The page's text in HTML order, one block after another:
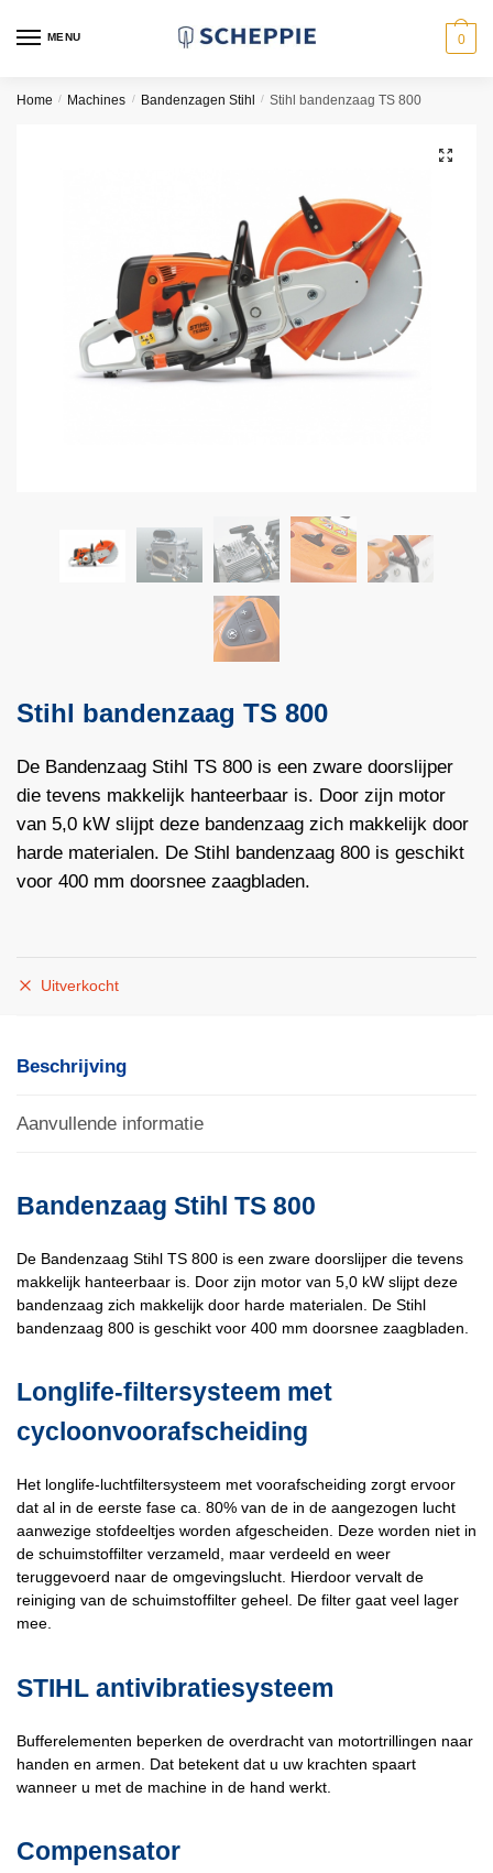
MENU 0
Home / Machines / Bandenzagen Stihl / Stihl bandenzaag TS 800
🔍
Stihl bandenzaag TS 800
De Bandenzaag Stihl TS 800 is een zware doorslijper
die tevens makkelijk hanteerbaar is. Door zijn motor
van 5,0 kW slijpt deze bandenzaag zich makkelijk door
harde materialen. De Stihl bandenzaag 800 is geschikt
voor 400 mm doorsnee zaagbladen.
Uitverkocht
Beschrijving
Aanvullende informatie
Bandenzaag Stihl TS 800
De Bandenzaag Stihl TS 800 is een zware doorslijper die tevens
makkelijk hanteerbaar is. Door zijn motor van 5,0 kW slijpt deze
bandenzaag zich makkelijk door harde materialen. De Stihl
bandenzaag 800 is geschikt voor 400 mm doorsnee zaagbladen.
Longlife-filtersysteem met
cycloonvoorafscheiding
Het longlife-luchtfiltersysteem met voorafscheiding zorgt ervoor
dat al in de eerste fase ca. 80% van de in de aangezogen lucht
aanwezige stofdeeltjes worden afgescheiden. Deze worden niet in
de schuimstoffilter verzameld, maar verdeeld en weer
teruggevoerd naar de omgevingslucht. Hierdoor vervalt de
reiniging van de schuimstoffilter geheel. De filter gaat veel lager
mee.
STIHL antivibratiesysteem
Bufferelementen beperken de overdracht van motortrillingen naar
handen en armen. Dat betekent dat u uw krachten spaart
wanneer u met de machine in de hand werkt.
Compensator